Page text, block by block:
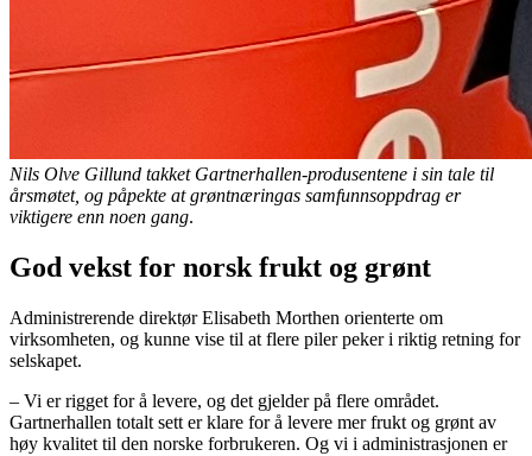
Nils Olve Gillund takket Gartnerhallen-produsentene i sin tale til
årsmøtet, og påpekte at grøntnæringas samfunnsoppdrag er
viktigere enn noen gang.
God vekst for norsk frukt og grønt
Administrerende direktør Elisabeth Morthen orienterte om
virksomheten, og kunne vise til at flere piler peker i riktig retning for
selskapet.
– Vi er rigget for å levere, og det gjelder på flere området.
Gartnerhallen totalt sett er klare for å levere mer frukt og grønt av
høy kvalitet til den norske forbrukeren. Og vi i administrasjonen er